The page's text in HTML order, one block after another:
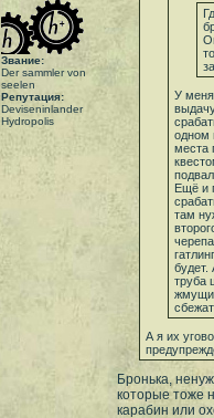
Звание:
Der sammler von
seelen
Репутация:
Deviseninlander
Hydropolis
У меня
одном
места
Ещё и
там
будет.
труба
А я их
Бронька,
которые тоже
карабин или